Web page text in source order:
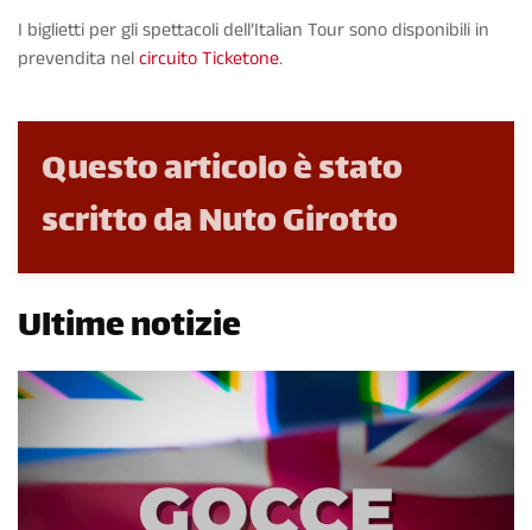
I biglietti per gli spettacoli dell’Italian Tour sono disponibili in
prevendita nelcircuito Ticketone.
Questo articolo è stato
scritto da Nuto Girotto
Ultime notizie